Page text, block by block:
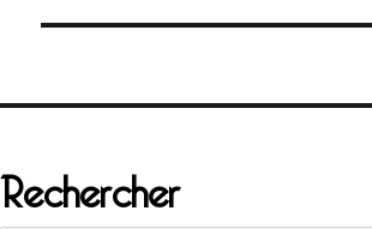
Rechercher